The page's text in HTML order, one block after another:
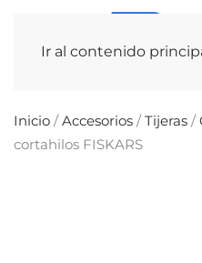
Ir al contenido
Inicio /Accesorios /Tijeras /
cortahilos FISKARS